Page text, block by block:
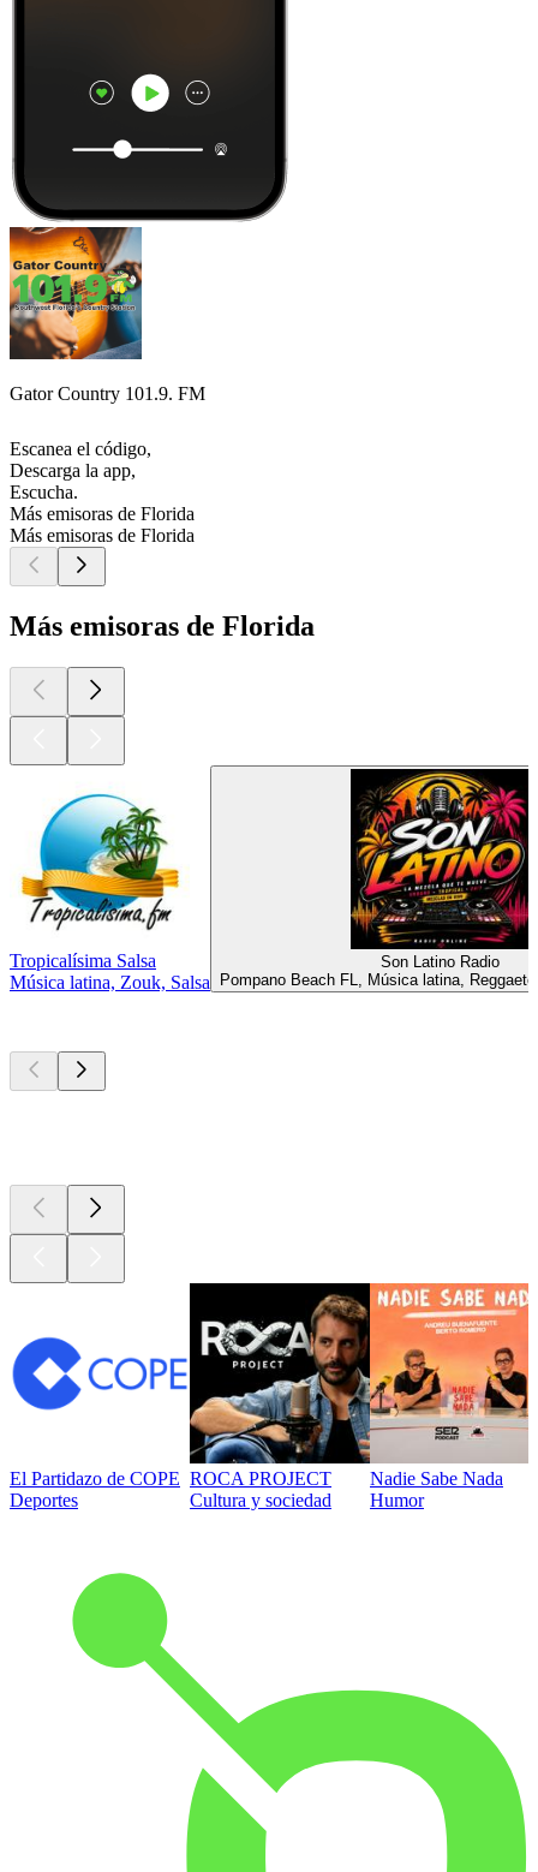
Gator Country 101.9. FM
Escanea el código,
Descarga la app,
Escucha.
Más emisoras de Florida
Más emisoras de Florida
Más emisoras de Florida
Tropicalísima Salsa
Música latina, Zouk, Salsa
Son Latino Radio
Pompano Beach FL, Música latina,
El Partidazo de COPE
Deportes
ROCA PROJECT
Cultura y sociedad
Nadie Sabe Nada
Humor